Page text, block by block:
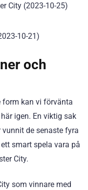
City (2023-10-25)
10-21)
och
form kan vi förvänta
igen. En viktig sak
de senaste fyra
smart spela vara på
City.
som vinnare med